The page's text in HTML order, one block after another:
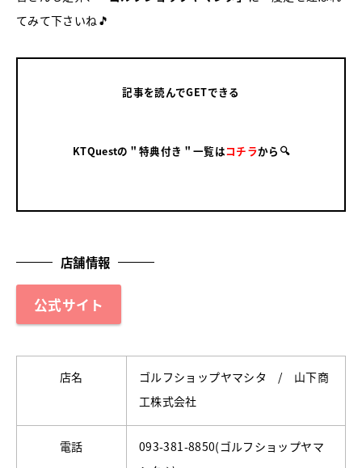
てみて下さいね🎵
記事を読んでGETできる
KTQuestの＂特典付き＂一覧はコチラから🔍
店舗情報
公式サイト
店名
ゴルフショップヤマシタ / 山下商
工株式会社
電話
093-381-8850(ゴルフショップヤマ